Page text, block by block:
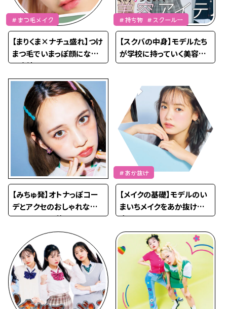
＃まつ毛メイク
【まりくま×ナチュ盛れ】つけ
まつ毛でいまっぽ顔になれ
る方法❤️
＃持ち物 ＃スクールバ
ッグ
【スクバの中身】モデルたち
が学校に持っていく美容ア
イテム❤️~Part1~
【みちゅ発】オトナっぽコー
デとアクセのおしゃれなカ
ンケイ。2022秋
＃あか抜け
【メイクの基礎】モデルのい
まいちメイクをあか抜けお
直し！